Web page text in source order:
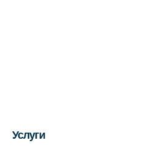
Медицинский центр
Услуги